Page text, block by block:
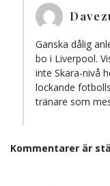
Ganska dålig
bo i Liverpool.
inte Skara-nivå
lockande
tränare som
Kommentarer är